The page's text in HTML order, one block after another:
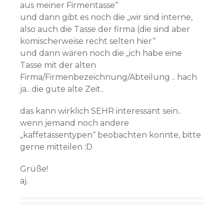
aus meiner Firmentasse“
und dann gibt es noch die „wir sind interne,
also auch die Tasse der firma (die sind aber
komischerweise recht selten hier“
und dann wären noch die „ich habe eine
Tasse mit der alten
Firma/Firmenbezeichnung/Abteilung .. hach
ja.. die gute alte Zeit..
das kann wirklich SEHR interessant sein..
wenn jemand noch andere
„kaffetassentypen“ beobachten konnte, bitte
gerne mitteilen :D
Grüße!
aj.